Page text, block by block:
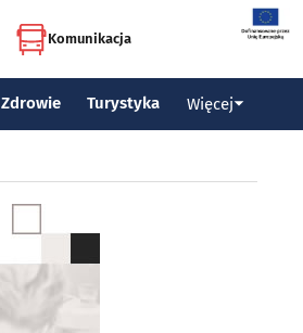
Komunikacja
Zdrowie Turystyka Więcej